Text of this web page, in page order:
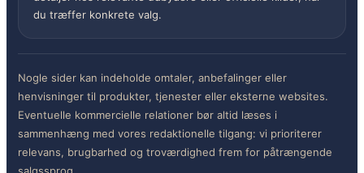
du træffer konkrete valg.
Nogle sider kan indeholde omtaler, anbefalinger eller
henvisninger til produkter, tjenester eller eksterne websites.
Eventuelle kommercielle relationer bør altid læses i
sammenhæng med vores redaktionelle tilgang: vi prioriterer
relevans, brugbarhed og troværdighed frem for påtrængende